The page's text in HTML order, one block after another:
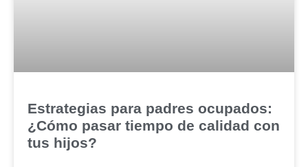
Estrategias para padres ocupados:
¿Cómo pasar tiempo de calidad con
tus hijos?